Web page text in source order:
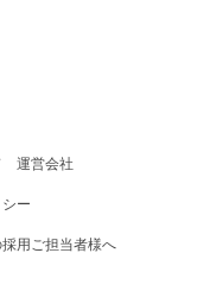
運営会社
ー
用ご担当者様へ